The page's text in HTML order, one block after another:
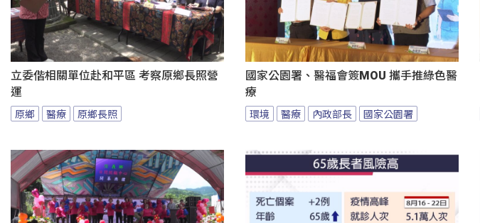
立委偕相關單位赴和平區 考察原鄉長照營
運
原鄉 醫療 原鄉長照
國家公園署、醫福會簽MOU 攜手推綠色醫
療
環境 醫療 內政部長 國家公園署